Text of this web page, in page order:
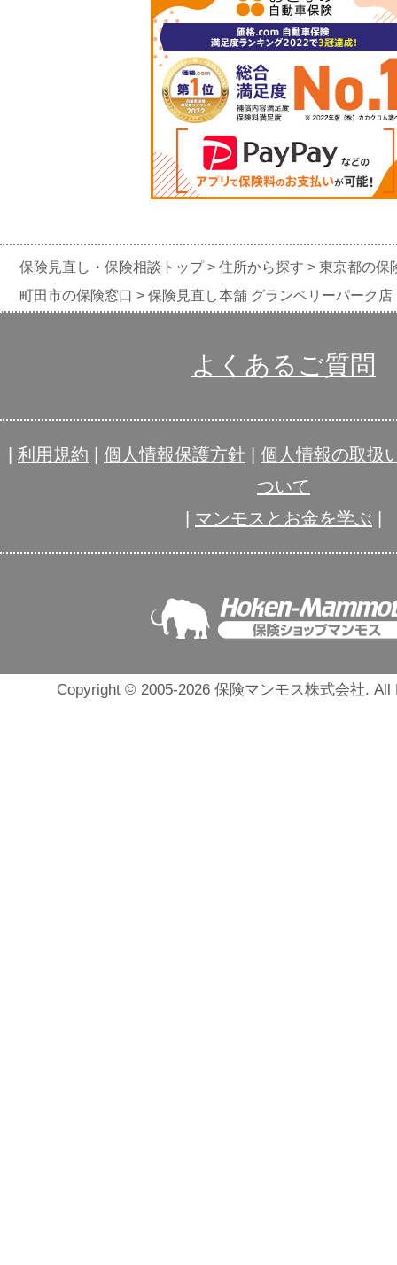
保険見直し・保険相談トップ 住所から探す
東京都の保
町田市の保険窓口
保険見直し本舗 グランベリーパーク店
よくあるご質問
利用規約 個人情報保護方針
個人情報の取扱
ついて
マンモスとお金を学ぶ
Copyright © 2005-2026 保険マンモス株式会社. All